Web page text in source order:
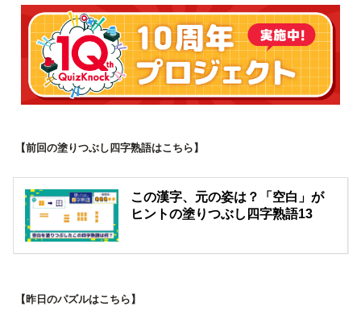
【前回の塗りつぶし四字熟語はこちら】
この漢字、元の姿は？「空白」が
ヒントの塗りつぶし四字熟語13
【昨日のパズルはこちら】